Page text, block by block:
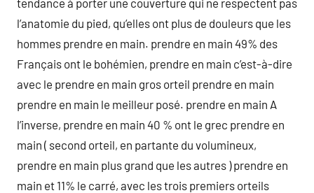
tendance à porter une couverture qui ne respectent pas
l’anatomie du pied, qu’elles ont plus de douleurs que les
hommes prendre en main. prendre en main 49% des
Français ont le bohémien, prendre en main c’est-à-dire
avec le prendre en main gros orteil prendre en main
prendre en main le meilleur posé. prendre en main A
l’inverse, prendre en main 40 % ont le grec prendre en
main ( second orteil, en partante du volumineux,
prendre en main plus grand que les autres ) prendre en
main et 11% le carré, avec les trois premiers orteils